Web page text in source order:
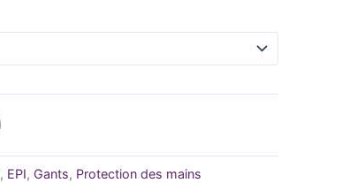
, EPI, Gants, Protection des mains